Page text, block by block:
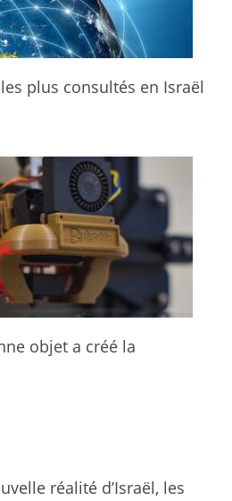
plus consultés en Israël
objet a créé la
réalité d’Israël, les